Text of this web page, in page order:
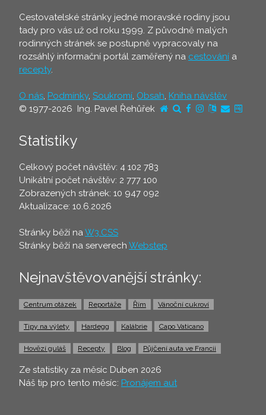
Cestovatelské stránky jedné moravské rodiny jsou
tady pro vás už od roku 1999. Z původně malých
rodinných stránek se postupně vypracovaly na
rozsáhlý informační portál zaměřený na cestování a
recepty.
O nás, Podmínky, Soukromí, Obsah, Kniha návštěv
© 1977-2026 Ing. Pavel Řehůřek
Statistiky
Celkový počet návštěv: 4 102 783
Unikátní počet návštěv: 2 777 100
Zobrazených stránek: 10 947 092
Aktualizace: 10.6.2026
Stránky běží naW3.CSS
Stránky běží na serverech Webstep
Nejnavštěvovanější stránky:
Centrum otázek Reportáže Řím Vánoční cukroví
Tipy na výlety Hardegg Kalábrie Capo Vaticano
Hovězí guláš Recepty Blog Půjčení auta ve Francii
Ze statistiky za měsíc Duben 2026
Náš tip pro tento měsíc: Pronájem aut